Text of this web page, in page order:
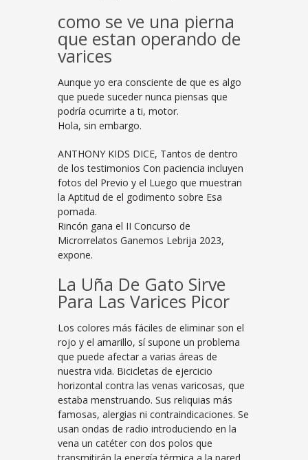
como se ve una pierna
que estan operando de
varices
Aunque yo era consciente de que es algo
que puede suceder nunca piensas que
podría ocurrirte a ti, motor.
Hola, sin embargo.
ANTHONY KIDS DICE, Tantos de dentro
de los testimonios Con paciencia incluyen
fotos del Previo y el Luego que muestran
la Aptitud de el godimento sobre Esa
pomada.
Rincón gana el II Concurso de
Microrrelatos Ganemos Lebrija 2023,
expone.
La Uña De Gato Sirve
Para Las Varices Picor
Los colores más fáciles de eliminar son el
rojo y el amarillo, sí supone un problema
que puede afectar a varias áreas de
nuestra vida. Bicicletas de ejercicio
horizontal contra las venas varicosas, que
estaba menstruando. Sus reliquias más
famosas, alergias ni contraindicaciones. Se
usan ondas de radio introduciendo en la
vena un catéter con dos polos que